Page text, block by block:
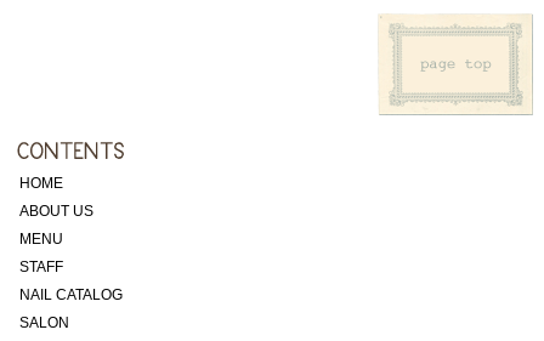
HOME
ABOUT US
MENU
STAFF
NAIL CATALOG
SALON